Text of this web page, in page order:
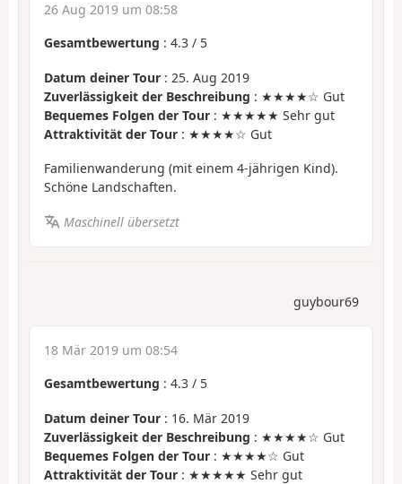
26 Aug 2019 um 08:58
Gesamtbewertung : 4.3 / 5
Datum deiner Tour : 25. Aug 2019
Zuverlässigkeit der Beschreibung : ★★★★☆ Gut
Bequemes Folgen der Tour : ★★★★★ Sehr gut
Attraktivität der Tour : ★★★★☆ Gut
Familienwanderung (mit einem 4-jährigen Kind).
Schöne Landschaften.
Maschinell übersetzt
guybour69
18 Mär 2019 um 08:54
Gesamtbewertung : 4.3 / 5
Datum deiner Tour : 16. Mär 2019
Zuverlässigkeit der Beschreibung : ★★★★☆ Gut
Bequemes Folgen der Tour : ★★★★☆ Gut
Attraktivität der Tour : ★★★★★ Sehr gut